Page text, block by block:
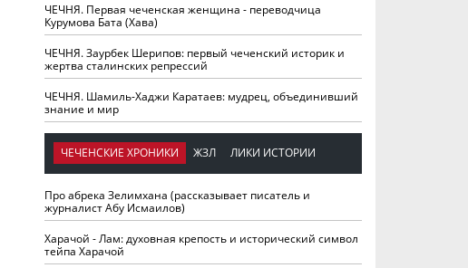
ЧЕЧНЯ. Первая чеченская женщина - переводчица
Курумова Бата (Хава)
ЧЕЧНЯ. Заурбек Шерипов: первый чеченский историк и
жертва сталинских репрессий
ЧЕЧНЯ. Шамиль-Хаджи Каратаев: мудрец, объединивший
знание и мир
ЧЕЧЕНСКИЕ ХРОНИКИ ЖЗЛ ЛИКИ ИСТОРИИ
Про абрека Зелимхана (рассказывает писатель и
журналист Абу Исмаилов)
Харачой - Лам: духовная крепость и исторический символ
тейпа Харачой